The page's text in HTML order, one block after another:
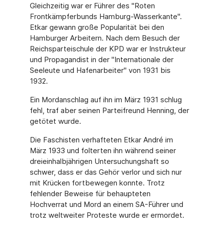
Gleichzeitig war er Führer des "Roten
Frontkämpferbunds Hamburg-Wasserkante".
Etkar gewann große Popularität bei den
Hamburger Arbeitern. Nach dem Besuch der
Reichsparteischule der KPD war er Instrukteur
und Propagandist in der "Internationale der
Seeleute und Hafenarbeiter" von 1931 bis
1932.
Ein Mordanschlag auf ihn im März 1931 schlug
fehl, traf aber seinen Parteifreund Henning, der
getötet wurde.
Die Faschisten verhafteten Etkar André im
März 1933 und folterten ihn während seiner
dreieinhalbjährigen Untersuchungshaft so
schwer, dass er das Gehör verlor und sich nur
mit Krücken fortbewegen konnte. Trotz
fehlender Beweise für behaupteten
Hochverrat und Mord an einem SA-Führer und
trotz weltweiter Proteste wurde er ermordet.